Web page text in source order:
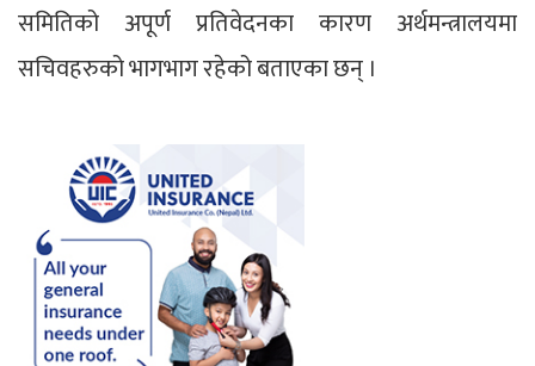
समितिको अपूर्ण प्रतिवेदनका कारण अर्थमन्त्रालयमा
सचिवहरुको भागभाग रहेको बताएका छन् ।